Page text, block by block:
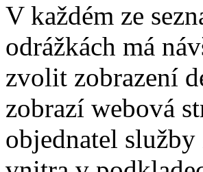
V každém ze
odrážkách má
zvolit zobrazení
zobrazí webová
objednatel